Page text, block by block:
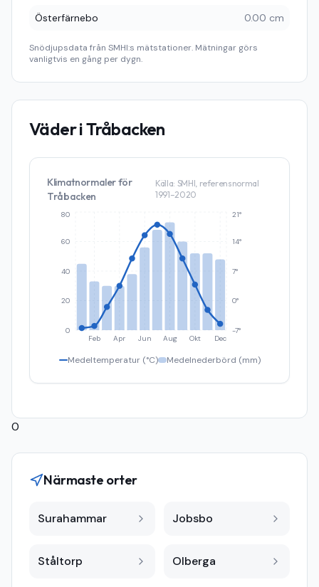
Österfärnebo 0.00 cm
Snödjupsdata från SMHI:s mätstationer. Mätningar görs
vanligtvis en gång per dygn.
Väder iTråbacken
Klimatnormaler för
Tråbacken
Källa: SMHI, referensnormal
1991–2020
Feb Apr Jun Aug Okt Dec
0
20
40
60
80
-7°
0°
7°
14°
21°
Medeltemperatur (°C) Medelnederbörd (mm)
0
Närmaste orter
Surahammar Jobsbo
Ståltorp Olberga